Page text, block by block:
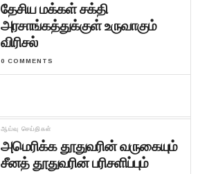
தேசிய மக்கள் சக்தி
அரசாங்கத்துக்குள் உருவாகும்
விரிசல்
0 COMMENTS
ஆய்வு செய்திகள்
அமெரிக்க தூதுவரின் வருகையும்
சீனத் தூதுவரின் பரிசளிப்பும்